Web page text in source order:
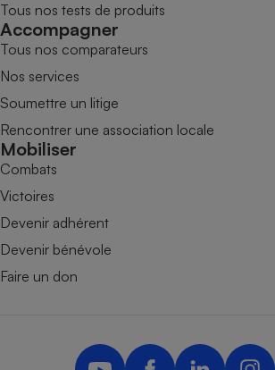
Tous nos tests de produits
Accompagner
Tous nos comparateurs
Nos services
Soumettre un litige
Rencontrer une association locale
Mobiliser
Combats
Victoires
Devenir adhérent
Devenir bénévole
Faire un don